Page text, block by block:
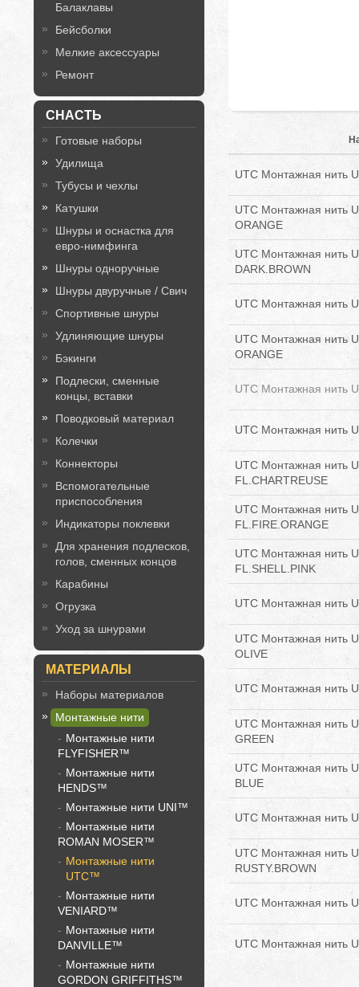
Балаклавы
Бейсболки
Мелкие аксессуары
Ремонт
СНАСТЬ
Готовые наборы
Удилища
Тубусы и чехлы
Катушки
Шнуры и оснастка для
евро-нимфинга
Шнуры одноручные
Шнуры двуручные / Свич
Спортивные шнуры
Удлиняющие шнуры
Бэкинги
Подлески, сменные
концы, вставки
Поводковый материал
Колечки
Коннекторы
Вспомогательные
приспособления
Индикаторы поклевки
Для хранения подлесков,
голов, сменных концов
Карабины
Огрузка
Уход за шнурами
МАТЕРИАЛЫ
Наборы материалов
Монтажные нити
Монтажные нити
FLYFISHER™
Монтажные нити
HENDS™
Монтажные нити UNI™
Монтажные нити
ROMAN MOSER™
Монтажные нити
UTC™
Монтажные нити
VENIARD™
Монтажные нити
DANVILLE™
Монтажные нити
GORDON GRIFFITHS™
UTC Монтажная нить
UTC Монтажная нить
ORANGE
UTC Монтажная нить
DARK.BROWN
UTC Монтажная нить
UTC Монтажная нить
ORANGE
UTC Монтажная нить
UTC Монтажная нить
UTC Монтажная нить
FL.CHARTREUSE
UTC Монтажная нить
FL.FIRE.ORANGE
UTC Монтажная нить
FL.SHELL.PINK
UTC Монтажная нить
UTC Монтажная нить
OLIVE
UTC Монтажная нить
UTC Монтажная нить
GREEN
UTC Монтажная нить
BLUE
UTC Монтажная нить
UTC Монтажная нить
RUSTY.BROWN
UTC Монтажная нить
UTC Монтажная нить